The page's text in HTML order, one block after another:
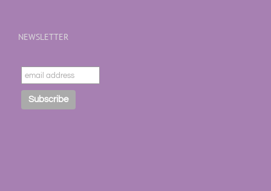
NEWSLETTER